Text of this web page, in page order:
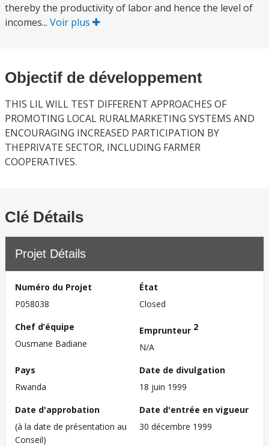
thereby the productivity of labor and hence the level of
incomes... Voir plus
Objectif de développement
THIS LIL WILL TEST DIFFERENT APPROACHES OF
PROMOTING LOCAL RURALMARKETING SYSTEMS AND
ENCOURAGING INCREASED PARTICIPATION BY
THEPRIVATE SECTOR, INCLUDING FARMER
COOPERATIVES.
Clé Détails
Projet Détails
Numéro du Projet
P058038
État
Closed
Chef d’équipe
Ousmane Badiane
Emprunteur 2
N/A
Pays
Rwanda
Date de divulgation
18 juin 1999
Date d'approbation
(à la date de présentation au
Conseil)
Date d'entrée en vigueur
30 décembre 1999